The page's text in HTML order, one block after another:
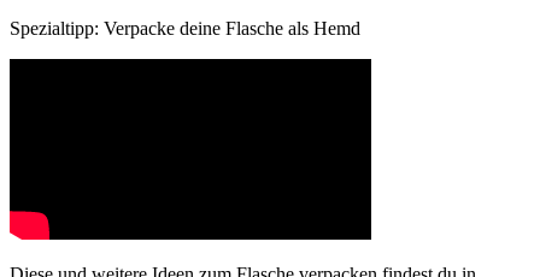
Spezialtipp: Verpacke deine Flasche als Hemd